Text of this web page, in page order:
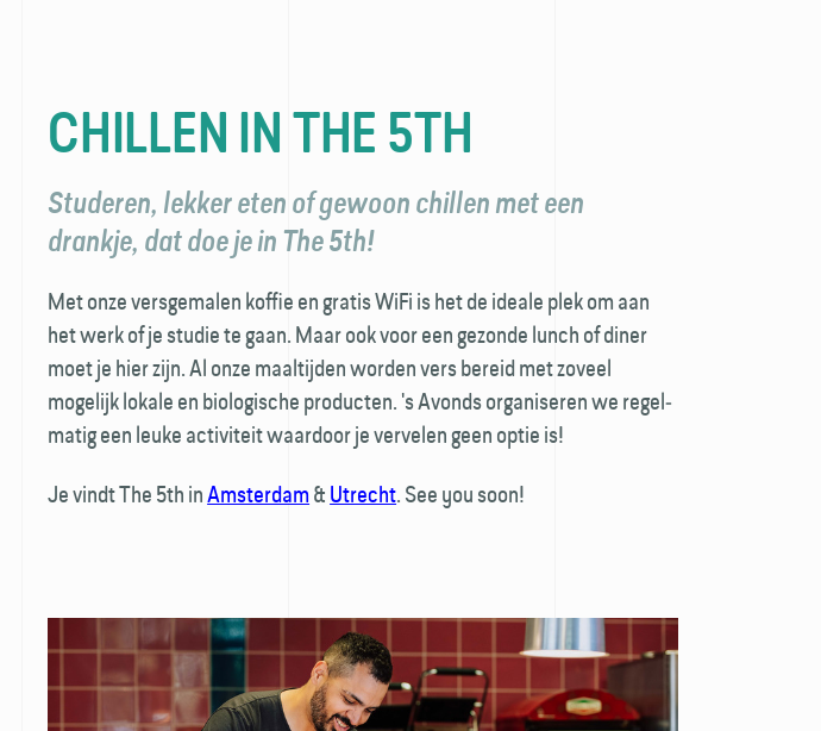
CHILLEN IN THE 5TH
Studeren, lekker eten of gewoon chillen met een
drankje, dat doe je in The 5th!
Met onze versgemalen koffie en gratis WiFi is het de ideale plek om aan
het werk of je studie te gaan. Maar ook voor een gezonde lunch of diner
moet je hier zijn. Al onze maaltijden worden vers bereid met zoveel
mogelijk lokale en biologische producten. 's Avonds organiseren we regel­
matig een leuke activiteit waardoor je vervelen geen optie is!
Je vindt The 5th inAmsterdam&Utrecht. See you soon!